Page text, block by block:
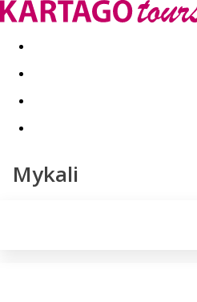
Last minute Dovolenkové kluby
Mykali